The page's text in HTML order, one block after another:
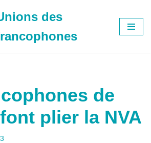
des
de
plier la NVA